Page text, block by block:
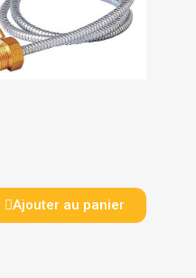
Ajouter au panier